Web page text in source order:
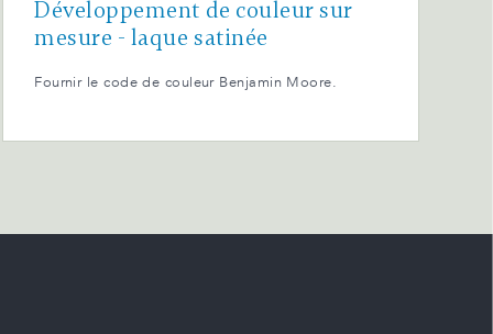
Développement de couleur sur
mesure - laque satinée
Fournir le code de couleur Benjamin Moore.